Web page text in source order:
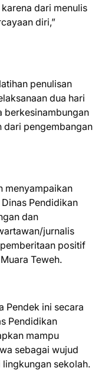
dari menulis
diri,”
penulisan
dua hari
berkesinambungan
dari pengembangan
menyampaikan
Pendidikan
dan
jurnalis
positif
Teweh.
Pendek ini secara
Pendidikan
mampu
sebagai wujud
sekolah.